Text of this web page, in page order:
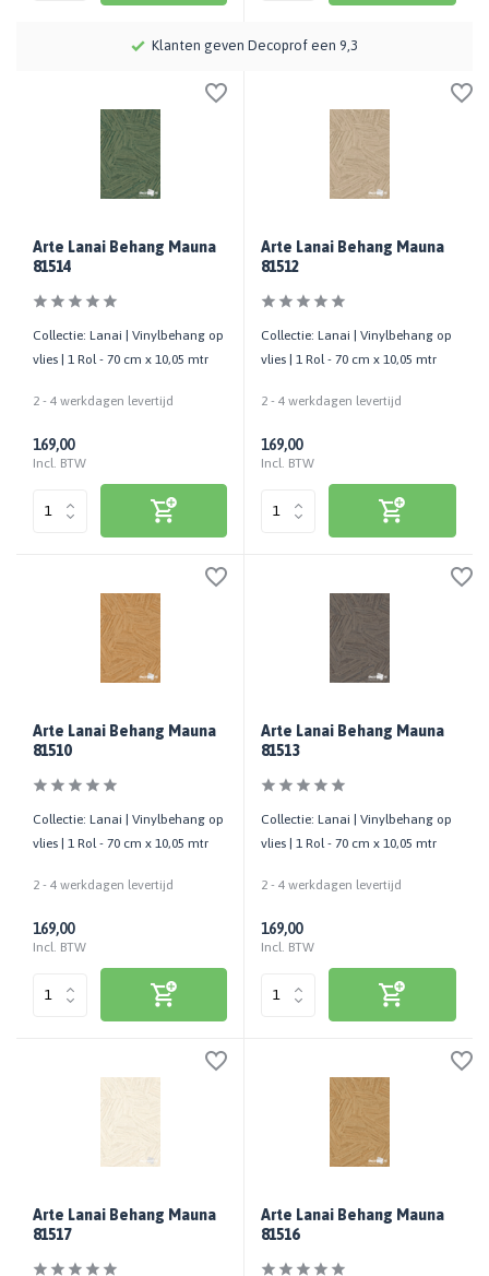
Klanten geven Decoprof een 9,3
Arte Lanai Behang Mauna
81514
Collectie: Lanai | Vinylbehang op
vlies | 1 Rol - 70 cm x 10,05 mtr
2 - 4 werkdagen levertijd
169,00
Incl. BTW
Arte Lanai Behang Mauna
81512
Collectie: Lanai | Vinylbehang op
vlies | 1 Rol - 70 cm x 10,05 mtr
2 - 4 werkdagen levertijd
169,00
Incl. BTW
Arte Lanai Behang Mauna
81510
Collectie: Lanai | Vinylbehang op
vlies | 1 Rol - 70 cm x 10,05 mtr
2 - 4 werkdagen levertijd
169,00
Incl. BTW
Arte Lanai Behang Mauna
81513
Collectie: Lanai | Vinylbehang op
vlies | 1 Rol - 70 cm x 10,05 mtr
2 - 4 werkdagen levertijd
169,00
Incl. BTW
Arte Lanai Behang Mauna
81517
Arte Lanai Behang Mauna
81516